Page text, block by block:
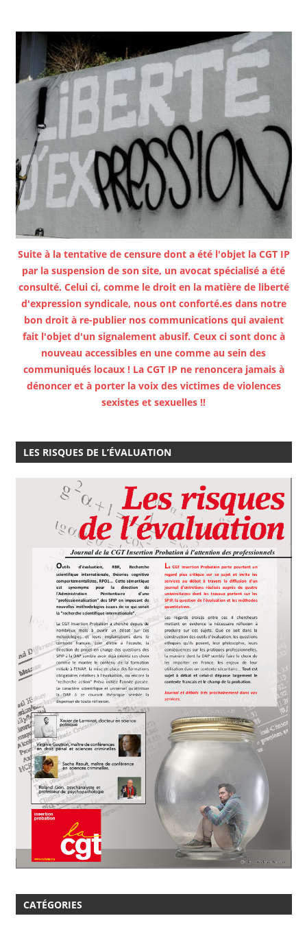
Suite à la tentative de censure dont a été l'objet la CGT IP
par la suspension de son site, un avocat spécialisé a été
consulté. Celui ci, comme le droit en la matière de liberté
d'expression syndicale, nous ont conforté.es dans notre
bon droit à re-publier nos communications qui avaient
fait l'objet d'un signalement abusif. Ceux ci sont donc à
nouveau accessibles en une comme au sein des
communiqués locaux ! La CGT IP ne renoncera jamais à
dénoncer et à porter la voix des victimes de violences
sexistes et sexuelles !!
LES RISQUES DE L’ÉVALUATION
CATÉGORIES